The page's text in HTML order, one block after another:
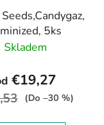
5ks
Skladem
€19,27
(Do –30 %)